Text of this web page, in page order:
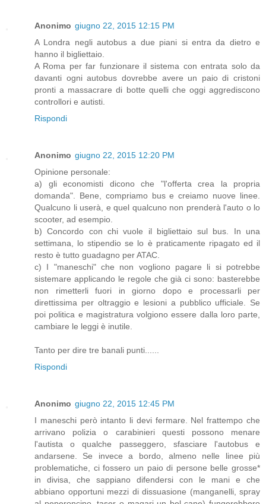
Anonimo giugno 22, 2015 12:15 PM
A Londra negli autobus a due piani si entra da dietro e
hanno il bigliettaio.
A Roma per far funzionare il sistema con entrata solo da
davanti ogni autobus dovrebbe avere un paio di cristoni
pronti a massacrare di botte quelli che oggi aggrediscono
controllori e autisti.
Rispondi
Anonimo giugno 22, 2015 12:20 PM
Opinione personale:
a) gli economisti dicono che "l'offerta crea la propria
domanda". Bene, compriamo bus e creiamo nuove linee.
Qualcuno li userà, e quel qualcuno non prenderà l'auto o lo
scooter, ad esempio.
b) Concordo con chi vuole il bigliettaio sul bus. In una
settimana, lo stipendio se lo è praticamente ripagato ed il
resto è tutto guadagno per ATAC.
c) I "maneschi" che non vogliono pagare li si potrebbe
sistemare applicando le regole che già ci sono: basterebbe
non rimetterli fuori in giorno dopo e processarli per
direttissima per oltraggio e lesioni a pubblico ufficiale. Se
poi politica e magistratura volgiono essere dalla loro parte,
cambiare le leggi è inutile.
Tanto per dire tre banali punti......
Rispondi
Anonimo giugno 22, 2015 12:45 PM
I maneschi però intanto li devi fermare. Nel frattempo che
arrivano polizia o carabinieri questi possono menare
l'autista o qualche passeggero, sfasciare l'autobus e
andarsene. Se invece a bordo, almeno nelle linee più
problematiche, ci fossero un paio di persone belle grosse*
in divisa, che sappiano difendersi con le mani e che
abbiano opportuni mezzi di dissuasione (manganelli, spray